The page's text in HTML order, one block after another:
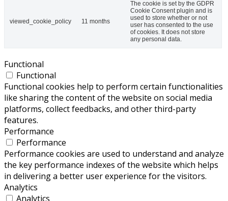
viewed_cookie_policy 11 months
The cookie is set by the GDPR
Cookie Consent plugin and is
used to store whether or not
user has consented to the use
of cookies. It does not store
any personal data.
Functional
Functional
Functional cookies help to perform certain functionalities
like sharing the content of the website on social media
platforms, collect feedbacks, and other third-party
features.
Performance
Performance
Performance cookies are used to understand and analyze
the key performance indexes of the website which helps
in delivering a better user experience for the visitors.
Analytics
Analytics